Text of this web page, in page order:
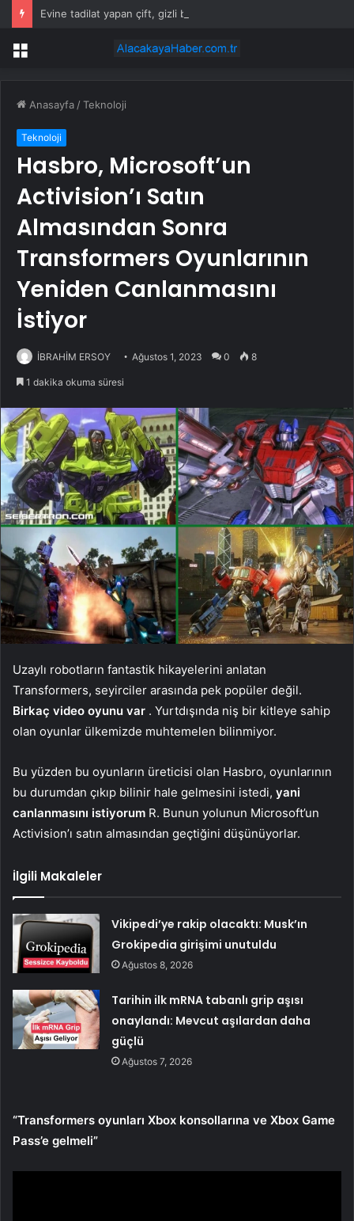
Menü
Anasayfa /Teknoloji
Teknoloji
Hasbro, Microsoft’un
Activision’ı Satın
Almasından Sonra
Transformers Oyunlarının
Yeniden Canlanmasını
İstiyor
İBRAHİM ERSOY Ağustos 1, 2023 0 8
1 dakika okuma süresi
Uzaylı robotların fantastik hikayelerini anlatan
Transformers, seyirciler arasında pek popüler değil.
Birkaç video oyunu var . Yurtdışında niş bir kitleye sahip
olan oyunlar ülkemizde muhtemelen bilinmiyor.
Bu yüzden bu oyunların üreticisi olan Hasbro, oyunlarının
bu durumdan çıkıp bilinir hale gelmesini istedi, yani
canlanmasını istiyorum R. Bunun yolunun Microsoft’un
Activision’ı satın almasından geçtiğini düşünüyorlar.
İlgili Makaleler
Vikipedi’ye rakip olacaktı: Musk’ın
Grokipedia girişimi unutuldu
Ağustos 8, 2026
Tarihin ilk mRNA tabanlı grip aşısı
onaylandı: Mevcut aşılardan daha
güçlü
Ağustos 7, 2026
“Transformers oyunları Xbox konsollarına ve Xbox Game
Pass’e gelmeli”